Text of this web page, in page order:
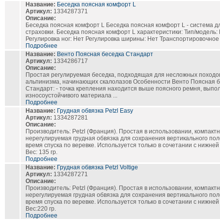
Название: Беседка поясная комфорт L
Артикул: 1334287371
Описание:
Беседка поясная комфорт L Беседка поясная комфорт L - система
страховки. Беседка поясная комфорт L характеристики: Тип/
Регулировка ног: Нет Регулировка ширины: Нет
Подробнее
Название: Венто Поясная беседка Стандарт
Артикул: 1334286717
Описание:
Простая регулируемая беседка, подходящая для несложных
альпинизма, начинающих скалолазов Особенности Венто Поясная
Стандарт: - точка крепления находится выше поясного ремня,
износоустойчивого материала ...
Подробнее
Название: Грудная обвязка Petzl Easy
Артикул: 1334287281
Описание:
Производитель: Petzl (Франция). Простая в использовании,
нерегулируемая грудная обвязка для сохранения вертикального
время спуска по веревке. Используется только в сочетании с
Вес: 135 гр.
Подробнее
Название: Грудная обвязка Petzl Voltige
Артикул: 1334287271
Описание:
Производитель: Petzl (Франция). Простая в использовании,
нерегулируемая грудная обвязка для сохранения вертикального
время спуска по веревке. Используется только в сочетании с
Вес:220 гр.
Подробнее